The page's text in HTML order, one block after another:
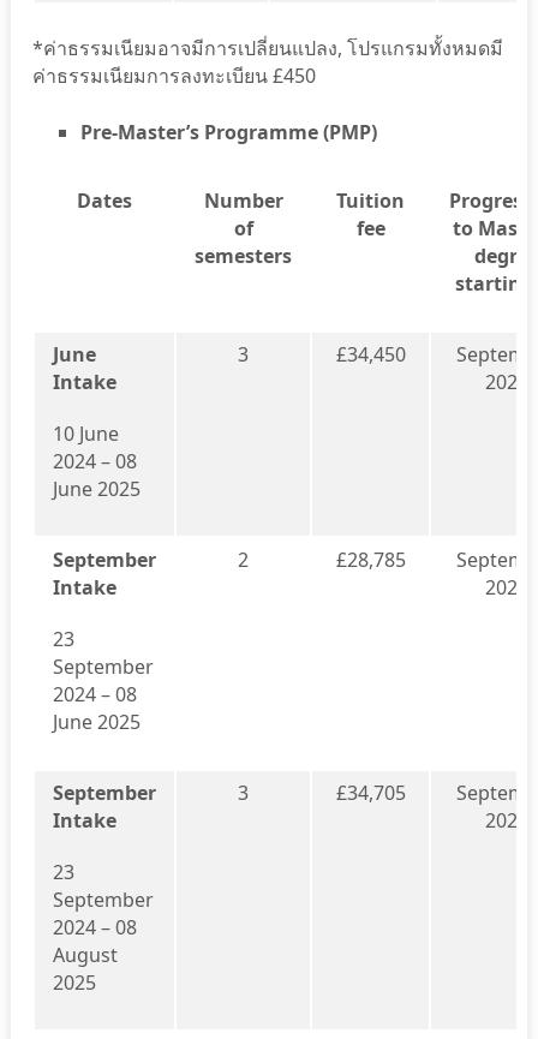
*ค่าธรรมเนียมอาจมีการเปลี่ยนแปลง, โปรแกรมทั้งหมดมี
ค่าธรรมเนียมการลงทะเบียน £450
Pre-Master’s Programme (PMP)
Dates
Number
of
semesters
Tuition
fee
to
degree
starting
June
Intake
10 June
2024 – 08
June 2025
3 £34,450
2025
September
Intake
23
September
2024 – 08
June 2025
2 £28,785
2025
September
Intake
23
September
2024 – 08
August
2025
3 £34,705
2025